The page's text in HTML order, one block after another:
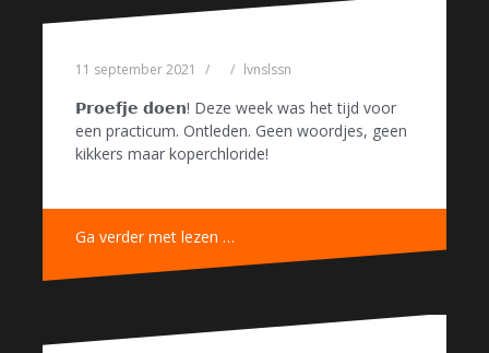
11 september 2021 lvnslssn
𝗣𝗿𝗼𝗲𝗳𝗷𝗲 𝗱𝗼𝗲𝗻! Deze week was het tijd voor
een practicum. Ontleden. Geen woordjes, geen
kikkers maar koperchloride!
Ga verder met lezen …